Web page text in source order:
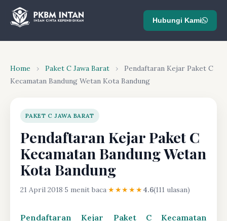
Hubungi Kami
Home › Paket C Jawa Barat ›
Pendaftaran Kejar Paket C
Kecamatan Bandung Wetan Kota Bandung
PAKET C JAWA BARAT
Pendaftaran Kejar Paket C
Kecamatan Bandung Wetan
Kota Bandung
21 April 2018·5 menit baca·★★★★★4.6(111 ulasan)
Pendaftaran Kejar Paket C Kecamatan